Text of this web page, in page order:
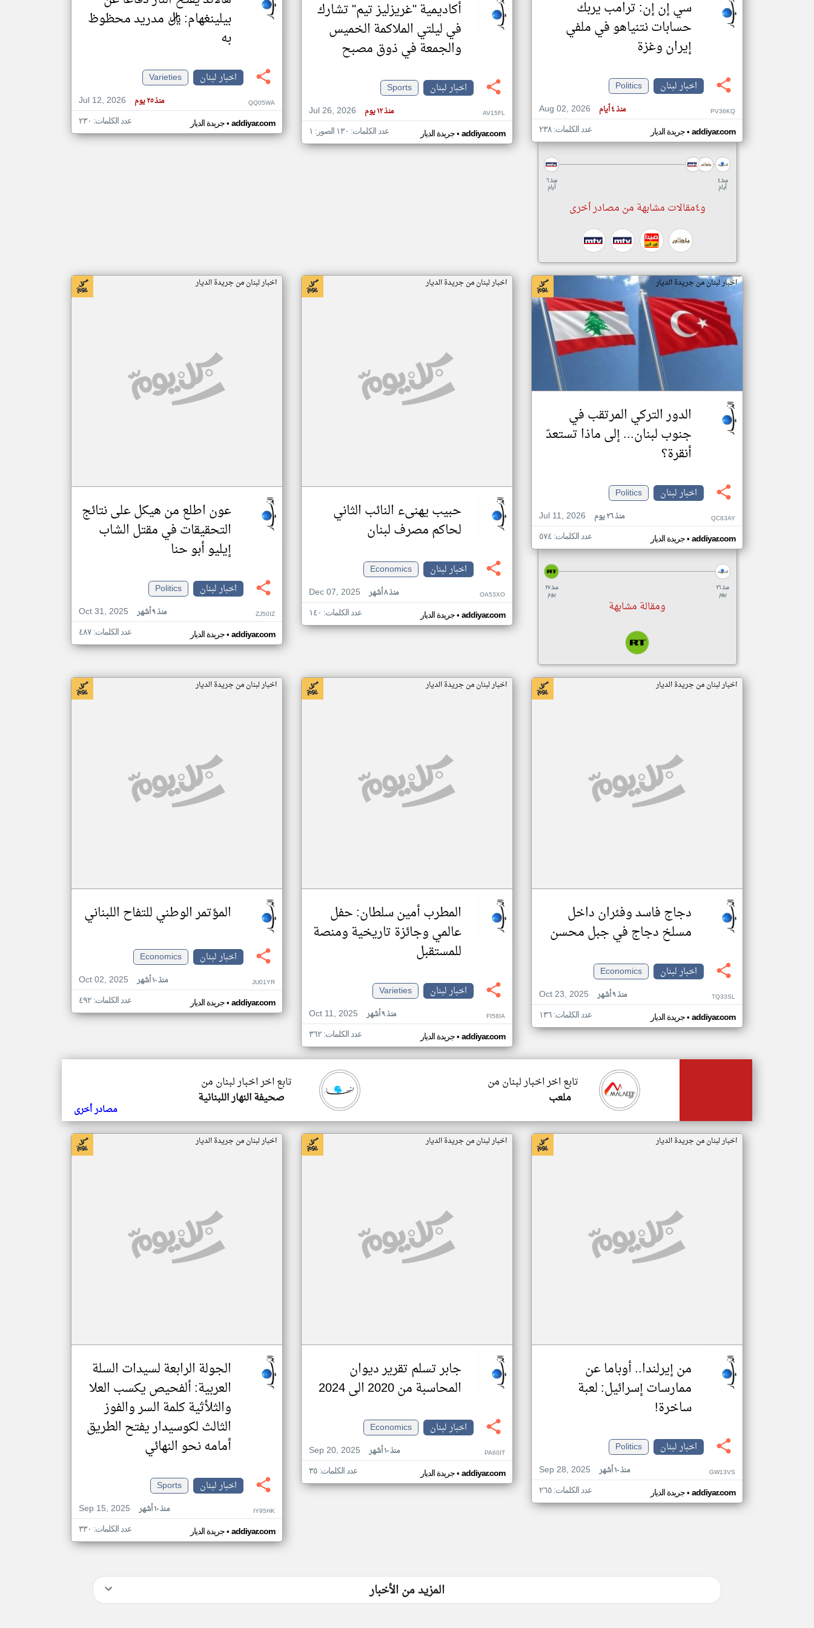
سي إن إن: ترامب يربك
حسابات نتنياهو في ملفي
إيران وغزة
اخبار لبنان
Politics
Aug 02, 2026
منذ ٤ أيام PV36KQ
جريدة الديار• addiyar.com عدد الكلمات: ٢٣٨
منذ ٦
أيام
منذ ٤
أيام
و٤مقالات مشابهة من مصادر أخرى
أكاديمية "غريزليز تيم" تشارك
في ليلتي الملاكمة الخميس
والجمعة في ذوق مصبح
اخبار لبنان
Sports
Jul 26, 2026
منذ ١٢ يوم AV15FL
جريدة الديار• addiyar.com عدد الكلمات: ١٣٠ الصور: ١
بيلينغهام: ريال مدريد محظوظ
به
اخبار لبنان
Varieties
Jul 12, 2026
منذ ٢٥ يوم QQ05WA
جريدة الديار• addiyar.com عدد الكلمات: ٢٣٠
اخبار لبنان من جريدة الديار
الدور التركي المرتقب في
جنوب لبنان... إلى ماذا تستعدّ
أنقرة؟
اخبار لبنان
Politics
Jul 11, 2026
منذ ٢٦ يوم QC83AY
جريدة الديار• addiyar.com عدد الكلمات: ٥٧٤
منذ ٢٧
يوم
منذ ٢٦
يوم
ومقالة مشابهة
اخبار لبنان من جريدة الديار
حبيب يهنىء النائب الثاني
لحاكم مصرف لبنان
اخبار لبنان
Economics
Dec 07, 2025
منذ ٨ أشهر OA53XO
جريدة الديار• addiyar.com عدد الكلمات: ١٤٠
اخبار لبنان من جريدة الديار
عون اطلع من هيكل على نتائج
التحقيقات في مقتل الشاب
إيليو أبو حنا
اخبار لبنان
Politics
Oct 31, 2025
منذ ٩ أشهر ZJ50IZ
جريدة الديار• addiyar.com عدد الكلمات: ٤٨٧
اخبار لبنان من جريدة الديار
دجاج فاسد وفئران داخل
مسلخ دجاج في جبل محسن
اخبار لبنان
Economics
Oct 23, 2025
منذ ٩ أشهر TQ33SL
جريدة الديار• addiyar.com عدد الكلمات: ١٣٦
اخبار لبنان من جريدة الديار
المطرب أمين سلطان: حفل
عالمي وجائزة تاريخية ومنصة
للمستقبل
اخبار لبنان
Varieties
Oct 11, 2025
منذ ٩ أشهر FI58IA
جريدة الديار• addiyar.com عدد الكلمات: ٣٦٢
اخبار لبنان من جريدة الديار
المؤتمر الوطني للتفاح اللبناني
اخبار لبنان
Economics
Oct 02, 2025
منذ ١٠ أشهر JU01YR
جريدة الديار• addiyar.com عدد الكلمات: ٤٩٢
تابع اخر اخبار لبنان من
صحيفة النهار اللبنانية
تابع اخر اخبار لبنان من
ملعب
مصادر أخرى
اخبار لبنان من جريدة الديار
من إيرلندا.. أوباما عن
ممارسات إسرائيل: لعبة
ساخرة!
اخبار لبنان
Politics
Sep 28, 2025
منذ ١٠ أشهر GW13VS
جريدة الديار• addiyar.com عدد الكلمات: ٢٦٥
اخبار لبنان من جريدة الديار
جابر تسلم تقرير ديوان
المحاسبة من 2020 الى 2024
اخبار لبنان
Economics
Sep 20, 2025
منذ ١٠ أشهر PA60IT
جريدة الديار• addiyar.com عدد الكلمات: ٣٥
اخبار لبنان من جريدة الديار
الجولة الرابعة لسيدات السلة
العربية: ألفحيص يكسب العلا
والثلأثية كلمة السر والفوز
الثالث لكوسيدار يفتح الطريق
أمامه نحو النهائي
اخبار لبنان
Sports
Sep 15, 2025
منذ ١٠ أشهر IY95HK
جريدة الديار• addiyar.com عدد الكلمات: ٣٣٠
المزيد من الأخبار